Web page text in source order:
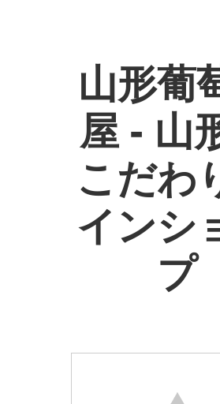
山形葡
屋 - 山
こだわ
インシ
プ